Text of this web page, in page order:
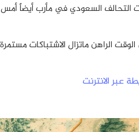
التحالف السعودي في مأرب أيضاً أمس
الراهن ماتزال الاشتباكات
عبر الانترنت